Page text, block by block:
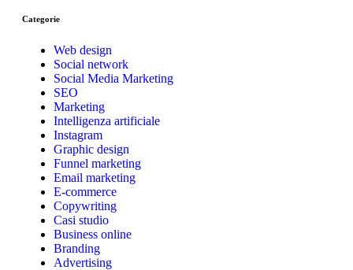
Categorie
Web design
Social network
Social Media Marketing
SEO
Marketing
Intelligenza artificiale
Instagram
Graphic design
Funnel marketing
Email marketing
E-commerce
Copywriting
Casi studio
Business online
Branding
Advertising